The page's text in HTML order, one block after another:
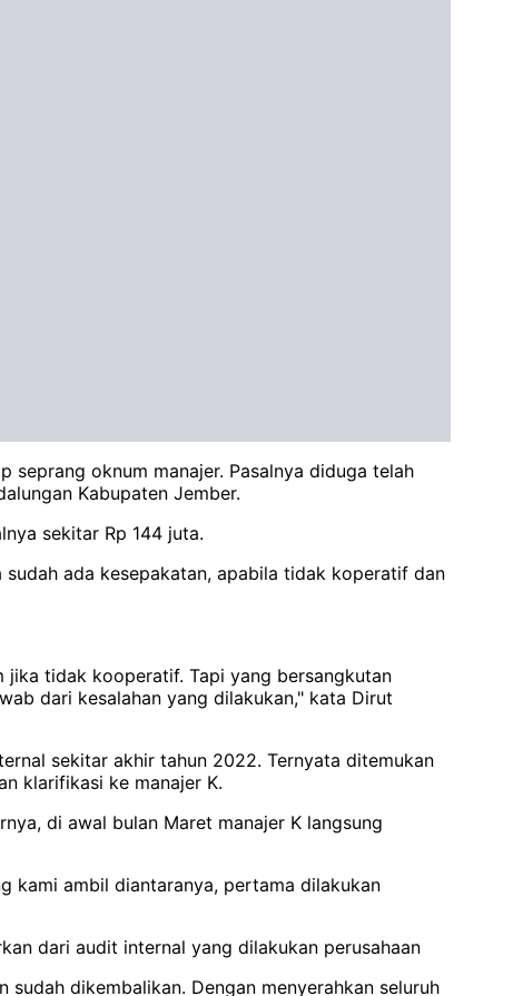
seprang oknum manajer. Pasalnya diduga telah
Kabupaten Jember.
sekitar Rp 144 juta.
sudah ada kesepakatan, apabila tidak koperatif dan
jika tidak kooperatif. Tapi yang bersangkutan
dari kesalahan yang dilakukan," kata Dirut
sekitar akhir tahun 2022. Ternyata ditemukan
klarifikasi ke manajer K.
di awal bulan Maret manajer K langsung
kami ambil diantaranya, pertama dilakukan
dari audit internal yang dilakukan perusahaan
dikembalikan. Dengan menyerahkan seluruh